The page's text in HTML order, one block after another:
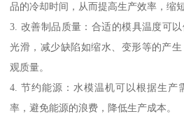
品的冷却时间，从而提高生产效率，缩
3. 改善制品质量：合适的模具温度可
光滑，减少缺陷如缩水、变形等的产
观质量。
4. 节约能源：水模温机可以根据生产
率，避免能源的浪费，降低生产成本。